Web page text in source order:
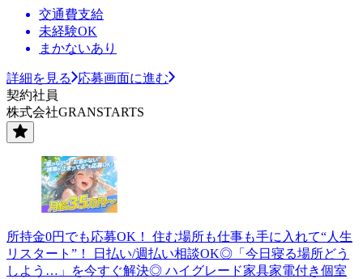
交通費支給
未経験OK
まかないあり
詳細を見る
応募画面に進む
契約社員
株式会社GRANSTARTS
所持金0円でも応募OK！ 住む場所も仕事も手に入れて“人生
リスタート”！ 日払い/週払い相談OK◎「今日寝る場所どう
しよう…」を今すぐ解決◎ ハイグレード家具家電付き個室